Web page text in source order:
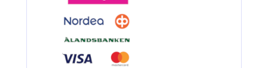
3.90€
BKK 6062-1X Black Ni...